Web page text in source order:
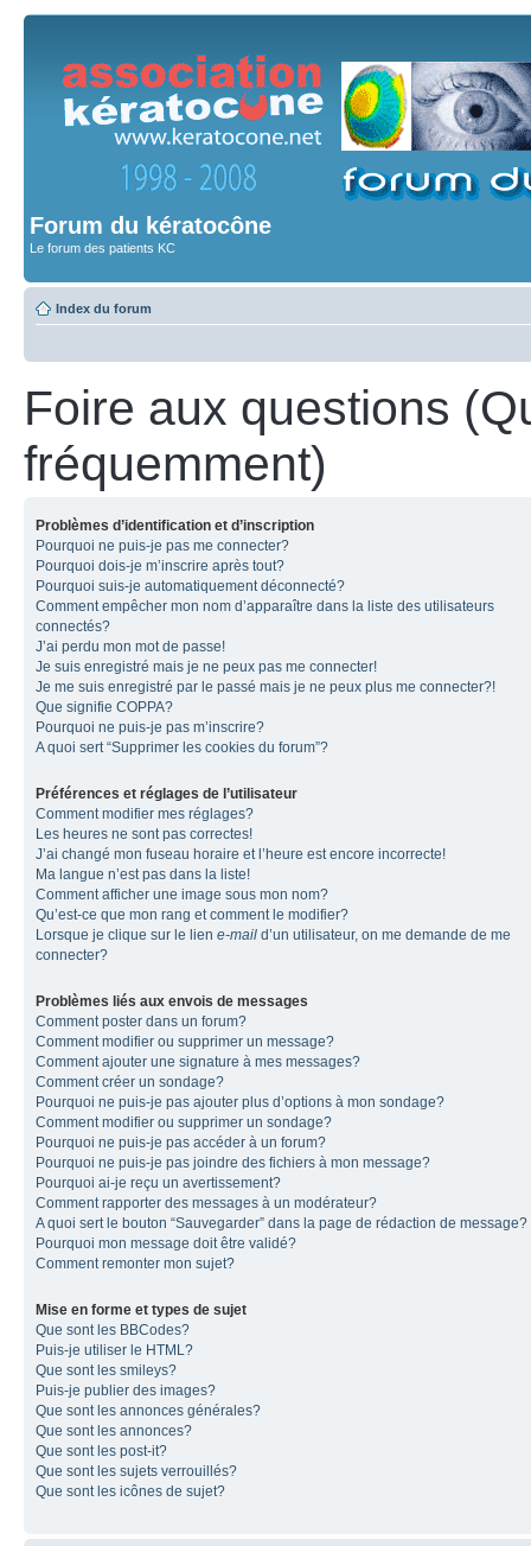
Forum du kératocône
Le forum des patients KC
Index du forum
Foire aux questions
fréquemment)
Problèmes d’identification et d’inscription
Pourquoi ne puis-je pas me connecter?
Pourquoi dois-je m’inscrire après tout?
Pourquoi suis-je automatiquement déconnecté?
Comment empêcher mon nom d’apparaître dans la liste des utilisateurs
connectés?
J’ai perdu mon mot de passe!
Je suis enregistré mais je ne peux pas me connecter!
Je me suis enregistré par le passé mais je ne peux plus me connecter?!
Que signifie COPPA?
Pourquoi ne puis-je pas m’inscrire?
A quoi sert “Supprimer les cookies du forum”?
Préférences et réglages de l’utilisateur
Comment modifier mes réglages?
Les heures ne sont pas correctes!
J’ai changé mon fuseau horaire et l’heure est encore incorrecte!
Ma langue n’est pas dans la liste!
Comment afficher une image sous mon nom?
Qu’est-ce que mon rang et comment le modifier?
Lorsque je clique sur le lien e-mail d’un utilisateur, on me demande de me
connecter?
Problèmes liés aux envois de messages
Comment poster dans un forum?
Comment modifier ou supprimer un message?
Comment ajouter une signature à mes messages?
Comment créer un sondage?
Pourquoi ne puis-je pas ajouter plus d’options à mon sondage?
Comment modifier ou supprimer un sondage?
Pourquoi ne puis-je pas accéder à un forum?
Pourquoi ne puis-je pas joindre des fichiers à mon message?
Pourquoi ai-je reçu un avertissement?
Comment rapporter des messages à un modérateur?
A quoi sert le bouton “Sauvegarder” dans la page de rédaction de message?
Pourquoi mon message doit être validé?
Comment remonter mon sujet?
Mise en forme et types de sujet
Que sont les BBCodes?
Puis-je utiliser le HTML?
Que sont les smileys?
Puis-je publier des images?
Que sont les annonces générales?
Que sont les annonces?
Que sont les post-it?
Que sont les sujets verrouillés?
Que sont les icônes de sujet?